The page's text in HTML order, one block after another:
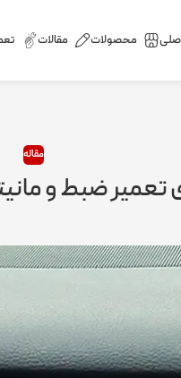
محصولات مقالات
مقاله
تعمیر ضبط و